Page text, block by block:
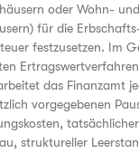
oder Wohn- und
für die
festzusetzen. Im
das Finanzamt
vorgegebenen
tatsächlicher
struktureller